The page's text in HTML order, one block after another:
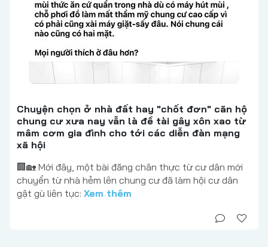
Chuyện chọn ở nhà đất hay "chốt đơn" căn hộ
chung cư xưa nay vẫn là đề tài gây xôn xao từ
mâm cơm gia đình cho tới các diễn đàn mạng
xã hội
🏢🏡 Mới đây, một bài đăng chân thực từ cư dân mới
chuyển từ nhà hẻm lên chung cư đã làm hội cư dân
gật gù liên tục: Xem thêm